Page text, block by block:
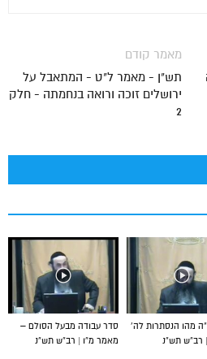
מאמר קודם
תש"ן - מאמר ל"ט - המתאבל על
ירושלים זוכה ורואה בנחמתה - חלק
2
סדר עבודה מבעל הסולם –
מאמר מ”ו | רב”ש תש”נ
מהו הנסתרות לה’
| רב”ש תש”נ